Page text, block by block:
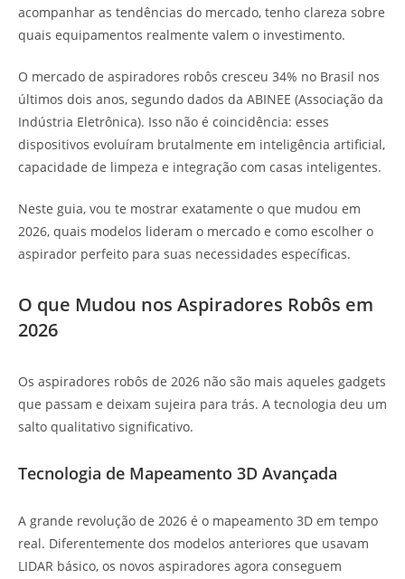
acompanhar as tendências do mercado, tenho clareza sobre
quais equipamentos realmente valem o investimento.
O mercado de aspiradores robôs cresceu 34% no Brasil nos
últimos dois anos, segundo dados da ABINEE (Associação da
Indústria Eletrônica). Isso não é coincidência: esses
dispositivos evoluíram brutalmente em inteligência artificial,
capacidade de limpeza e integração com casas inteligentes.
Neste guia, vou te mostrar exatamente o que mudou em
2026, quais modelos lideram o mercado e como escolher o
aspirador perfeito para suas necessidades específicas.
O que Mudou nos Aspiradores Robôs em
2026
Os aspiradores robôs de 2026 não são mais aqueles gadgets
que passam e deixam sujeira para trás. A tecnologia deu um
salto qualitativo significativo.
Tecnologia de Mapeamento 3D Avançada
A grande revolução de 2026 é o mapeamento 3D em tempo
real. Diferentemente dos modelos anteriores que usavam
LIDAR básico, os novos aspiradores agora conseguem